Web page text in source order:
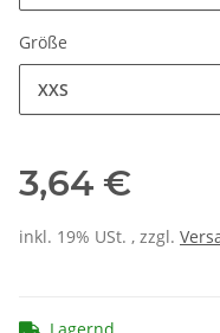
Größe
XXS
3,64 €
inkl. 19% USt. , zzgl.